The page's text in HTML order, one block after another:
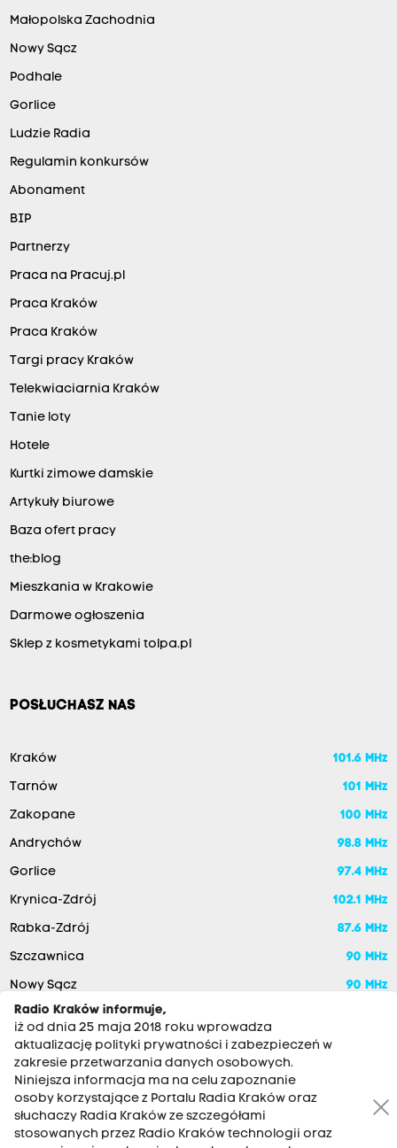
Małopolska Zachodnia
Nowy Sącz
Podhale
Gorlice
Ludzie Radia
Regulamin konkursów
Abonament
BIP
Partnerzy
Praca na Pracuj.pl
Praca Kraków
Praca Kraków
Targi pracy Kraków
Telekwiaciarnia Kraków
Tanie loty
Hotele
Kurtki zimowe damskie
Artykuły biurowe
Baza ofert pracy
the:blog
Mieszkania w Krakowie
Darmowe ogłoszenia
Sklep z kosmetykami tolpa.pl
POSŁUCHASZ NAS
Kraków 101.6 MHz
Tarnów 101 MHz
Zakopane 100 MHz
Andrychów 98.8 MHz
Gorlice 97.4 MHz
Krynica-Zdrój 102.1 MHz
Rabka-Zdrój 87.6 MHz
Szczawnica 90 MHz
Nowy Sącz 90 MHz
Radio Kraków informuje,
iż od dnia 25 maja 2018 roku wprowadza
aktualizację polityki prywatności i zabezpieczeń w
zakresie przetwarzania danych osobowych.
Niniejsza informacja ma na celu zapoznanie
osoby korzystające z Portalu Radia Kraków oraz
słuchaczy Radia Kraków ze szczegółami
stosowanych przez Radio Kraków technologii oraz